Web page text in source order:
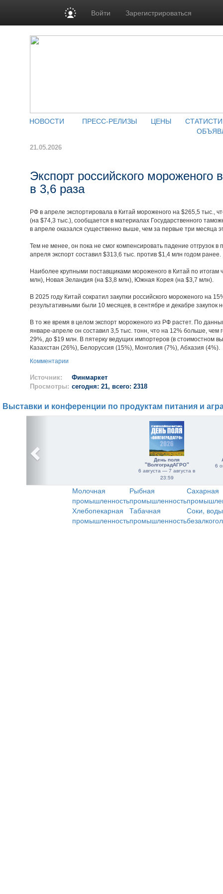
Войти Зарегистрироваться
НОВОСТИ ПРЕСС-РЕЛИЗЫ ЦЕНЫ
21.05.2026
Экспорт российского мороженого
в 3,6 раза
РФ в апреле экспортировала в Китай мороженого на $265,5 тыс.,
(на $74,3 тыс.), сообщается в материалах Государственного
в апреле оказался существенно выше, чем за первые три месяца
Тем не менее, он пока не смог компенсировать падение отгрузок
апреля экспорт составил $313,6 тыс. против $1,4 млн годом ранее.
Наиболее крупными поставщиками мороженого в Китай по
млн), Новая Зеландия (на $3,8 млн), Южная Корея (на $3,7 млн).
В 2025 году Китай сократил закупки российского мороженого на
результативными были 10 месяцев, в сентябре и декабре закупок
В то же время в целом экспорт мороженого из РФ растет. По
январе-апреле он составил 3,5 тыс. тонн, что на 12% больше, чем
29%, до $19 млн. В пятерку ведущих импортеров (в стоимостном
Казахстан (26%), Белоруссия (15%), Монголия (7%), Абхазия (4%).
Комментарии
Источник:
Финмаркет
Просмотры: сегодня: 21, всего: 2318
Выставки и конференции по продуктам питания и
День поля
"ВолгоградАГРО"
6 августа — 7 августа в
23:59
6
Молочная
промышленность
Рыбная
промышленность
Сахарная
Хлебопекарная
промышленность
Табачная
промышленность
Соки,